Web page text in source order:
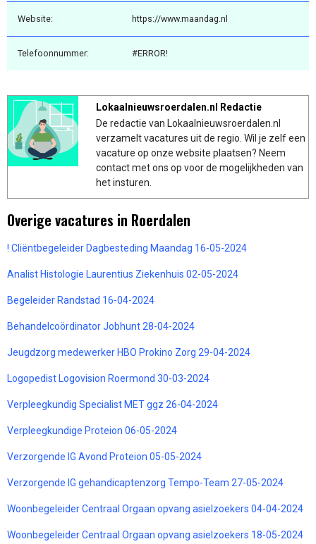
Website: https://www.maandag.nl
Telefoonnummer: #ERROR!
Lokaalnieuwsroerdalen.nl Redactie
De redactie van Lokaalnieuwsroerdalen.nl
verzamelt vacatures uit de regio. Wil je zelf een
vacature op onze website plaatsen? Neem
contact met ons op voor de mogelijkheden van
het insturen.
Overige vacatures in Roerdalen
! Cliëntbegeleider Dagbesteding Maandag 16-05-2024
Analist Histologie Laurentius Ziekenhuis 02-05-2024
Begeleider Randstad 16-04-2024
Behandelcoördinator Jobhunt 28-04-2024
Jeugdzorg medewerker HBO Prokino Zorg 29-04-2024
Logopedist Logovision Roermond 30-03-2024
Verpleegkundig Specialist MET ggz 26-04-2024
Verpleegkundige Proteion 06-05-2024
Verzorgende IG Avond Proteion 05-05-2024
Verzorgende IG gehandicaptenzorg Tempo-Team 27-05-2024
Woonbegeleider Centraal Orgaan opvang asielzoekers 04-04-2024
Woonbegeleider Centraal Orgaan opvang asielzoekers 18-05-2024